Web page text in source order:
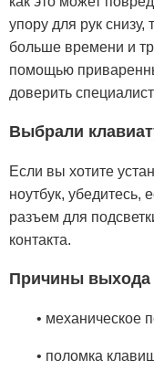
упору для рук снизу,
больше времени и
помощью
доверить
Выбрали
Если вы хотите
ноутбук, убедитесь,
разъем для
контакта.
Причины выхода
• механическое
• поломка